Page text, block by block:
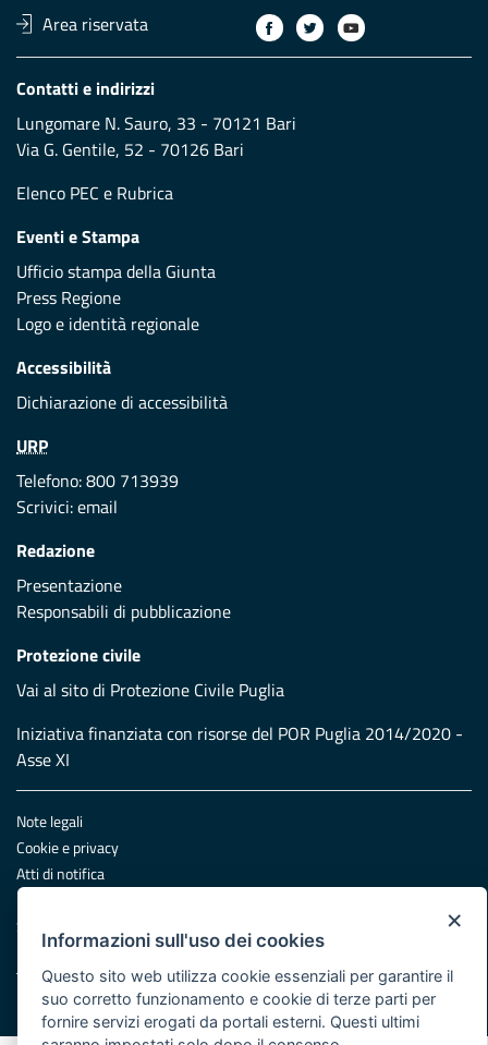
Area riservata
Contatti e indirizzi
Lungomare N. Sauro, 33 - 70121 Bari
Via G. Gentile, 52 - 70126 Bari
Elenco PEC e Rubrica
Eventi e Stampa
Ufficio stampa della Giunta
Press Regione
Logo e identità regionale
Accessibilità
Dichiarazione di accessibilità
URP
Telefono: 800 713939
Scrivici:email
Redazione
Presentazione
Responsabili di pubblicazione
Protezione civile
Vai al sito di Protezione Civile Puglia
Iniziativa finanziata con risorse del POR Puglia 2014/2020 -
Asse XI
Note legali
Cookie e privacy
Atti di notifica
Feed RSS
Servizi Intranet
© Regione Puglia
×
Informazioni sull'uso dei cookies
Questo sito web utilizza cookie essenziali per garantire il
suo corretto funzionamento e cookie di terze parti per
fornire servizi erogati da portali esterni. Questi ultimi